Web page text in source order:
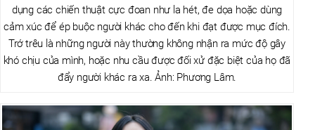
dụng các chiến thuật cực đoan như la hét, đe dọa hoặc dùng
cảm xúc để ép buộc người khác cho đến khi đạt được mục đích.
Trớ trêu là những người này thường không nhận ra mức độ gây
khó chịu của mình, hoặc nhu cầu được đối xử đặc biệt của họ đã
đẩy người khác ra xa. Ảnh: Phương Lâm.